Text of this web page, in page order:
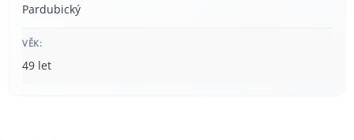
Pardubický
VĚK:
49 let